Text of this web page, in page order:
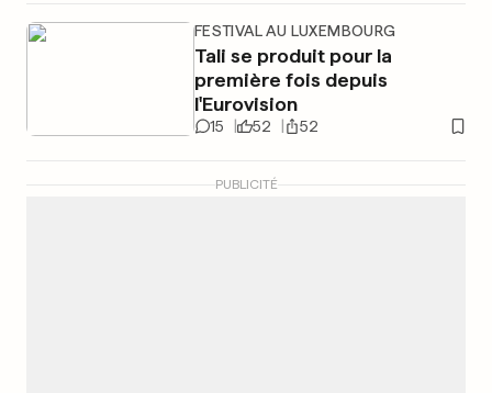
FESTIVAL AU LUXEMBOURG
Tali se produit pour la
première fois depuis
l'Eurovision
15 52 52
PUBLICITÉ